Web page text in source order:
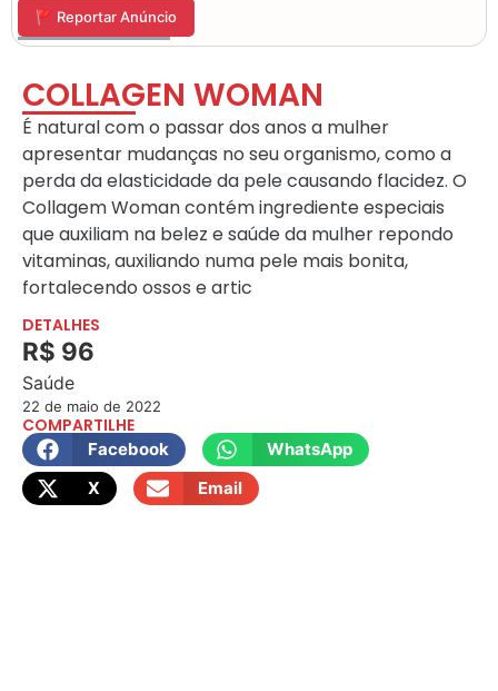
🚩 Reportar Anúncio
COLLAGEN WOMAN
É natural com o passar dos anos a mulher
apresentar mudanças no seu organismo, como a
perda da elasticidade da pele causando flacidez. O
Collagem Woman contém ingrediente especiais
que auxiliam na belez e saúde da mulher repondo
vitaminas, auxiliando numa pele mais bonita,
fortalecendo ossos e artic
DETALHES
R$ 96
Saúde
22 de maio de 2022
COMPARTILHE
Facebook
WhatsApp
X
Email